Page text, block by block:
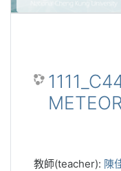
教師(teacher): 陳